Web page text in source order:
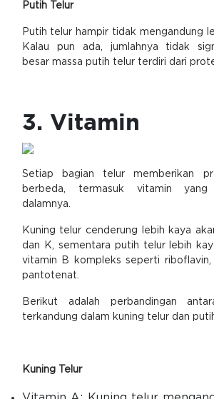
Putih Telur
Putih telur hampir tidak mengandung
Kalau pun ada, jumlahnya tidak
besar massa putih telur terdiri dari
3. Vitamin
Setiap bagian telur memberikan
berbeda, termasuk vitamin
dalamnya.
Kuning telur cenderung lebih kaya
dan K, sementara putih telur lebih
vitamin B kompleks seperti riboflavin,
pantotenat.
Berikut adalah perbandingan
terkandung dalam kuning telur dan
Kuning Telur